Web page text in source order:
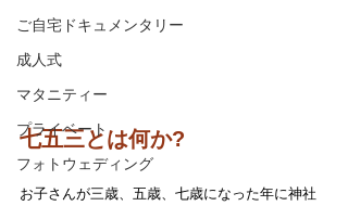
ご自宅ドキュメンタリー
成人式
マタニティー
プライベート
フォトウェディング
七五三とは何か?
お子さんが三歳、五歳、七歳になった年に神社